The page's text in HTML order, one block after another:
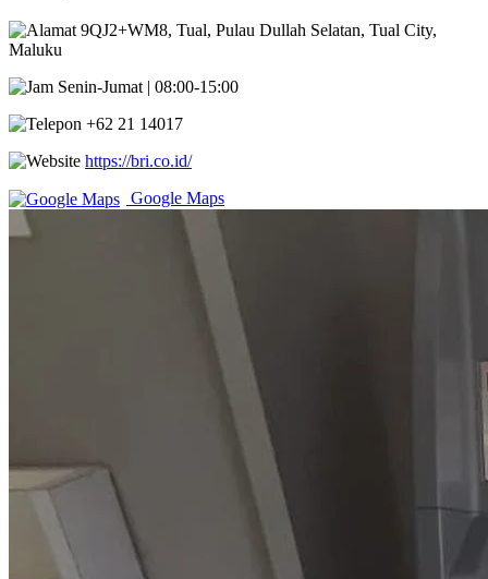
9QJ2+WM8, Tual, Pulau Dullah Selatan, Tual City,
Maluku
Senin-Jumat | 08:00-15:00
+62 21 14017
https://bri.co.id/
Google Maps